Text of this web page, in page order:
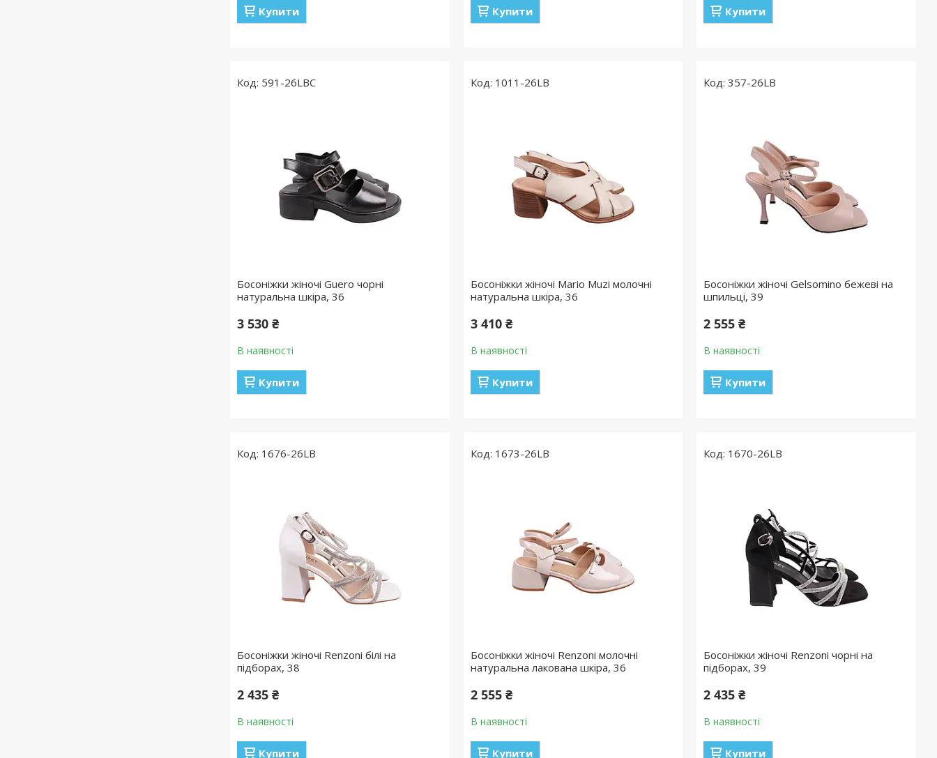
Купити Купити Купити
591-26LBC
Босоніжки жіночі Guero чорні
натуральна шкіра, 36
3 530 ₴
В наявності
Купити
1011-26LB
Босоніжки жіночі Mario Muzi молочні
натуральна шкіра, 36
3 410 ₴
В наявності
Купити
357-26LB
Босоніжки жіночі Gelsomino бежеві на
шпильці, 39
2 555 ₴
В наявності
Купити
1676-26LB
Босоніжки жіночі Renzoni білі на
підборах, 38
2 435 ₴
В наявності
Купити
1673-26LB
Босоніжки жіночі Renzoni молочні
натуральна лакована шкіра, 36
2 555 ₴
В наявності
Купити
1670-26LB
Босоніжки жіночі Renzoni чорні на
підборах, 39
2 435 ₴
В наявності
Купити